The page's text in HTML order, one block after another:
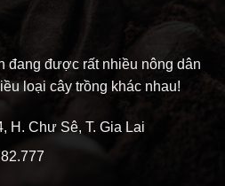
được rất nhiều nông dân
loại cây trồng khác nhau!
H. Chư Sê, T. Gia Lai